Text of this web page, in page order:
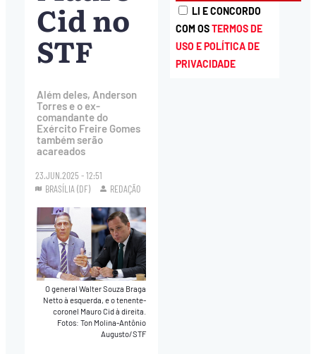
Cid no
STF
Além deles, Anderson
Torres e o ex-
comandante do
Exército Freire Gomes
também serão
acareados
23.JUN.2025 - 12:51
BRASÍLIA (DF)
REDAÇÃO
O general Walter Souza Braga
Netto à esquerda, e o tenente-
coronel Mauro Cid à direita.
Fotos: Ton Molina-Antônio
Augusto/STF
LI E CONCORDO
COM OSTERMOS DE
USO E POLÍTICA DE
PRIVACIDADE